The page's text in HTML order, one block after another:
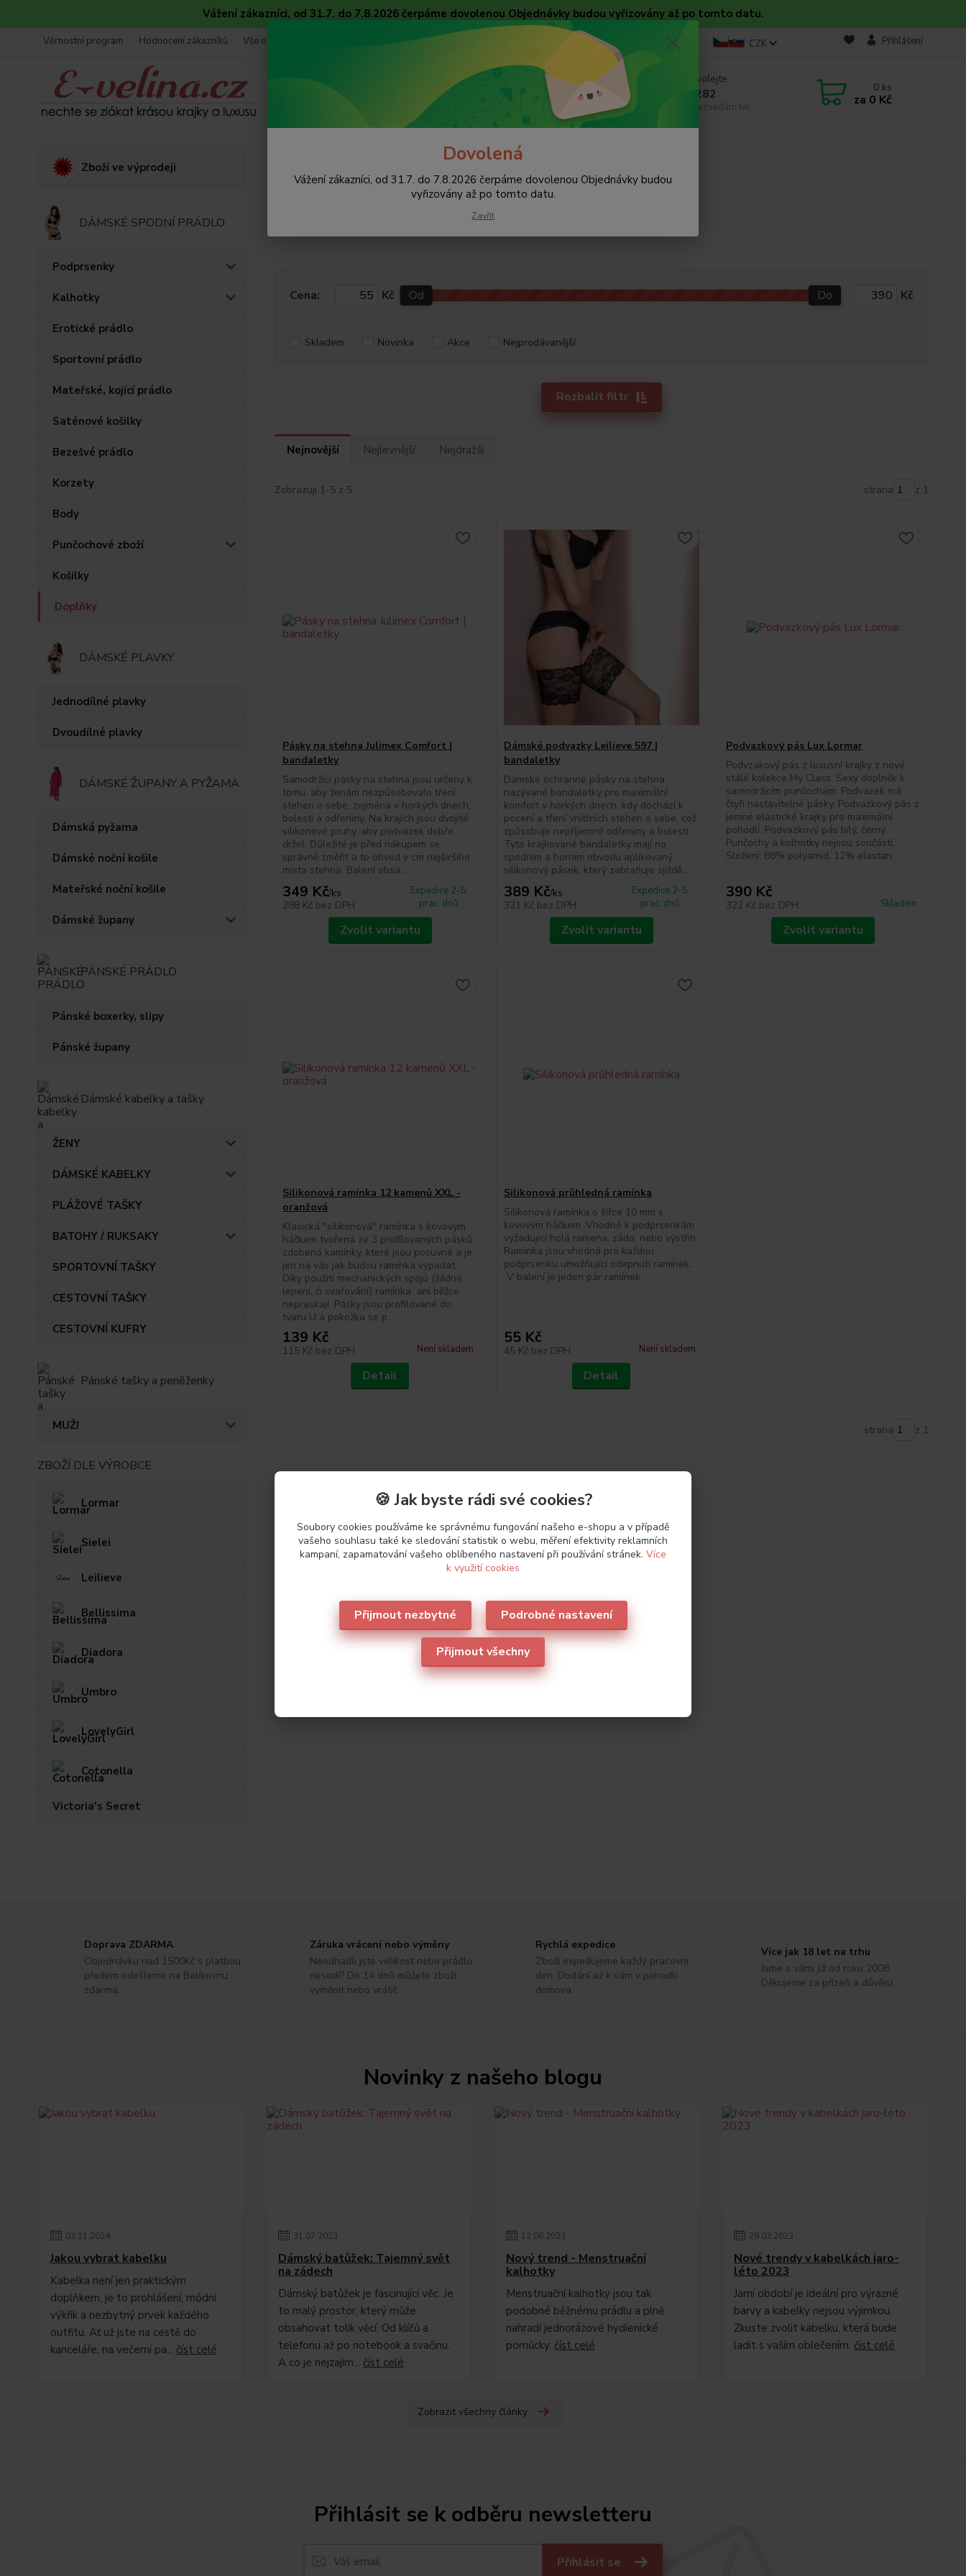
Vážení zákazníci, od 31.7. do 7.8.2026 čerpáme dovolenou Objednávky budou vyřizovány až po tomto datu.
Věrnostní program Hodnocení zákazníků Vše o nákupu Obchodní podmínky Tabulky velikostí Ochrana osobních údajů Blog CZK Přihlášení
Hledat
Nevíte si rady? Zavolejte.
+420 608 754 282
pište email, pokud nezvedám tel.
0 ks
za 0 Kč
Zboží ve výprodeji
DÁMSKÉ SPODNÍ PRÁDLO
Podprsenky
Kalhotky
Erotické prádlo
Sportovní prádlo
Mateřské, kojící prádlo
Saténové košilky
Bezešvé prádlo
Korzety
Body
Punčochové zboží
Košilky
Doplňky
DÁMSKÉ PLAVKY
Jednodílné plavky
Dvoudílné plavky
DÁMSKÉ ŽUPANY A PYŽAMA
Dámská pyžama
Dámské noční košile
Mateřské noční košile
Dámské župany
PÁNSKÉ PRÁDLO
Pánské boxerky, slipy
Pánské župany
Dámské kabelky a tašky
ŽENY
DÁMSKÉ KABELKY
PLÁŽOVÉ TAŠKY
BATOHY / RUKSAKY
SPORTOVNÍ TAŠKY
CESTOVNÍ TAŠKY
CESTOVNÍ KUFRY
Pánské tašky a peněženky
MUŽI
ZBOŽÍ DLE VÝROBCE
Lormar
Sielei
Leilieve
Bellissima
Diadora
Umbro
LovelyGirl
Cotonella
Victoria's Secret
Doplňky k prádlu
Rozbalit filtr
Cena: Kč Od Do Kč
Skladem Novinka Akce Nejprodávanější
Nejnovější Nejlevnější Nejdražší
Zobrazuji 1-5 z 5 strana z 1
Pásky na stehna Julimex Comfort |
bandaletky
Samodržící pásky na stehna jsou určeny k
tomu, aby ženám nezpůsobovalo tření
stehen o sebe, zejména v horkých dnech,
bolesti a odřeniny. Na krajích jsou dvojité
silikonové pruhy, aby podvazek dobře
držel. Důležité je před nákupem se
správně změřit a to obvod v cm nejširšího
místa stehna. Balení obsa...
349 Kč/ks
288 Kč bez DPH
Expedice 2-5
prac. dnů
Zvolit variantu
Dámské podvazky Leilieve 597 |
bandaletky
Dámské ochranné pásky na stehna
nazývané bandaletky pro maximální
komfort v horkých dnech, kdy dochází k
pocení a tření vnitřních stehen o sebe, což
způsobuje nepříjemné odřeniny a bolesti.
Tyto krajkované bandaletky mají na
spodním a horním obvodu aplikovaný
silikonový pásek, který zabraňuje sjíždě...
389 Kč/ks
321 Kč bez DPH
Expedice 2-5
prac. dnů
Zvolit variantu
Podvazkový pás Lux Lormar
Podvzakový pás z luxusní krajky z nové
stálé kolekce My Class. Sexy doplněk k
samodržícím punčochám. Podvazek má
čtyři nastavitelné pásky. Podvazkový pás z
jemné elastické krajky pro maximální
pohodlí. Podvazkový pás bílý, černý
Punčochy a kolhotky nejsou součástí.
Složení: 88% polyamid, 12% elastan
390 Kč
322 Kč bez DPH Skladem
Zvolit variantu
Silikonová ramínka 12 kamenů XXL -
oranžová
Klasická "silikonová" ramínka s kovovým
háčkem tvořená ze 3 profilovaných pásků
zdobená kamínky, které jsou posuvné a je
jen na vás jak budou ramínka vypadat.
Díky použití mechanických spojů (žádné
lepení, či svařování) ramínka ani běžce
nepraskají. Pásky jsou profilované do
tvaru U a pokožka se p...
139 Kč
115 Kč bez DPH Není skladem
Detail
Silikonová průhledná ramínka
Silikonová ramínka o šířce 10 mm s
kovovým háčkem. Vhodné k podprsenkám
vyžadující holá ramena, záda, nebo výstřih.
Ramínka jsou vhodná pro každou
podprsenku umožňující odepnutí ramínek.
V balení je jeden pár ramínek.
55 Kč
45 Kč bez DPH Není skladem
Detail
strana z 1
Doprava ZDARMA
Objednávku nad 1500Kč s platbou
předem odešleme na Balíkovnu
zdarma.
Záruka vrácení nebo výměny
Neodhadli jste velikost nebo prádlo
nesedí? Do 14 dnů můžete zboží
vyměnit nebo vrátit.
Rychlá expedice
Zboží expedujeme každý pracovní
den. Dodání až k vám v pohodlí
domova.
Více jak 18 let na trhu
Jsme s vámi již od roku 2008.
Děkujeme za přízeň a důvěru.
Novinky z našeho blogu
03.11.2024
Jakou vybrat kabelku
Kabelka není jen praktickým
doplňkem, je to prohlášení, módní
výkřik a nezbytný prvek každého
outfitu. Ať už jste na cestě do
kanceláře, na večerní pa... číst celé
31.07.2023
Dámský batůžek: Tajemný svět
na zádech
Dámský batůžek je fascinující věc. Je
to malý prostor, který může
obsahovat tolik věcí. Od klíčů a
telefonu až po notebook a svačinu.
A co je nejzajím... číst celé
12.06.2023
Nový trend - Menstruační
kalhotky
Menstruační kalhotky jsou tak
podobné běžnému prádlu a plně
nahradí jednorázové hydienické
pomůcky. číst celé
29.03.2023
Nové trendy v kabelkách jaro-
léto 2023
Jarní období je ideální pro výrazné
barvy a kabelky nejsou výjimkou.
Zkuste zvolit kabelku, která bude
ladit s vaším oblečením. číst celé
Zobrazit všechny články
Přihlásit se k odběru newsletteru
Přihlásit se
Dovolená
Vážení zákazníci, od 31.7. do 7.8.2026 čerpáme dovolenou Objednávky budou
vyřizovány až po tomto datu.
Zavřít
🍪 Jak byste rádi své cookies?
Soubory cookies používáme ke správnému fungování našeho e-shopu a v případě
vašeho souhlasu také ke sledování statistik o webu, měření efektivity reklamních
kampaní, zapamatování vašeho oblíbeného nastavení při používání stránek. Více
k využití cookies
Přijmout nezbytné Podrobné nastavení
Přijmout všechny